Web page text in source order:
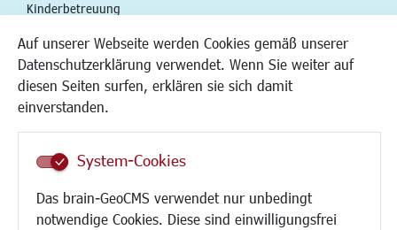
Auf unserer Webseite werden Cookies gemäß unserer
Datenschutzerklärung verwendet. Wenn Sie weiter auf
diesen Seiten surfen, erklären sie sich damit
einverstanden.
System-Cookies
Das brain-GeoCMS verwendet nur unbedingt
notwendige Cookies. Diese sind einwilligungsfrei
Kinderbetreuung
Institutionen für Familien
Frauen
Senioren/Haltestelle
Inklusion
Schule
Migration und Zusammenleben
Ukrainehilfe
Hilfe für Geflüchtete